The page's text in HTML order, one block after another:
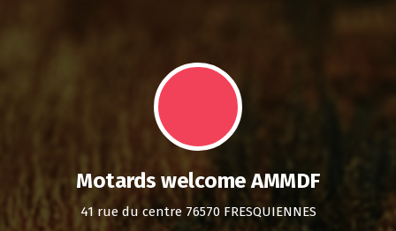
Motards welcome AMMDF
41 rue du centre 76570 FRESQUIENNES